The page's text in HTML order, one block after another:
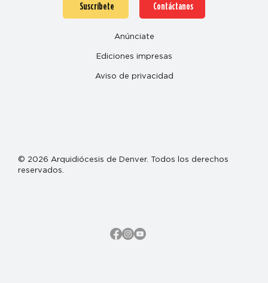
Suscríbete Contáctanos
Anúnciate
Ediciones impresas
Aviso de privacidad
© 2026 Arquidiócesis de Denver. Todos los derechos
reservados.